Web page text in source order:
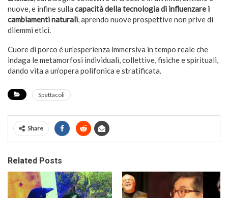
nuove, e infine sulla capacità della tecnologia di influenzare i
cambiamenti naturali, aprendo nuove prospettive non prive di
dilemmi etici.
Cuore di porco è un’esperienza immersiva in tempo reale che
indaga le metamorfosi individuali, collettive, fisiche e spirituali,
dando vita a un’opera polifonica e stratificata.
Spettacoli
Share
Related Posts